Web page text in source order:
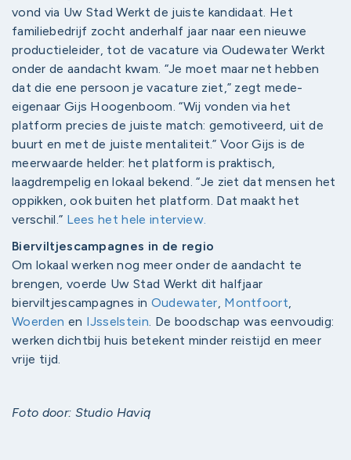
vond via Uw Stad Werkt de juiste kandidaat. Het
familiebedrijf zocht anderhalf jaar naar een nieuwe
productieleider, tot de vacature via Oudewater Werkt
onder de aandacht kwam. “Je moet maar net hebben
dat die ene persoon je vacature ziet,” zegt mede-
eigenaar Gijs Hoogenboom. “Wij vonden via het
platform precies de juiste match: gemotiveerd, uit de
buurt en met de juiste mentaliteit.” Voor Gijs is de
meerwaarde helder: het platform is praktisch,
laagdrempelig en lokaal bekend. “Je ziet dat mensen het
oppikken, ook buiten het platform. Dat maakt het
verschil.” Lees het hele interview.
Bierviltjescampagnes in de regio
Om lokaal werken nog meer onder de aandacht te
brengen, voerde Uw Stad Werkt dit halfjaar
bierviltjescampagnes in Oudewater, Montfoort,
Woerden en IJsselstein. De boodschap was eenvoudig:
werken dichtbij huis betekent minder reistijd en meer
vrije tijd.
Foto door: Studio Haviq